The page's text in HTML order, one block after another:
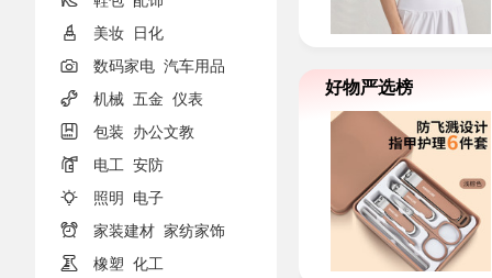
 美妆 日化
 数码家电 汽车用品
 机械 五金 仪表
 包装 办公文教
 电工 安防
 照明 电子
 家装建材 家纺家饰
 橡塑 化工
好物严选榜